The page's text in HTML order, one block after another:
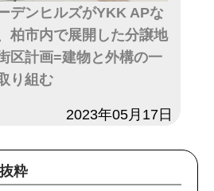
デンヒルズがYKK APな
柏市内で展開した分譲地
区計画=建物と外構の一
り組む
2023年05月17日
粋